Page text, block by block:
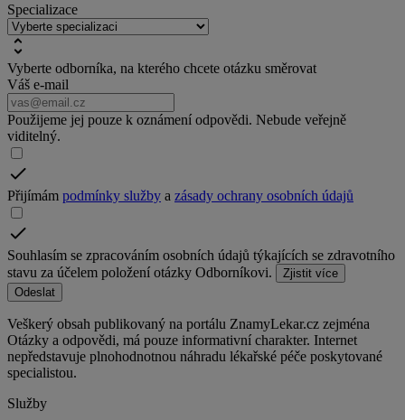
Specializace
Vyberte odborníka, na kterého chcete otázku směrovat
Váš e-mail
Použijeme jej pouze k oznámení odpovědi. Nebude veřejně
viditelný.
Přijímám podmínky služby a zásady ochrany osobních údajů
Souhlasím se zpracováním osobních údajů týkajících se zdravotního
stavu za účelem položení otázky Odborníkovi.
Zjistit více
Odeslat
Veškerý obsah publikovaný na portálu ZnamyLekar.cz zejména
Otázky a odpovědi, má pouze informativní charakter. Internet
nepředstavuje plnohodnotnou náhradu lékařské péče poskytované
specialistou.
Služby